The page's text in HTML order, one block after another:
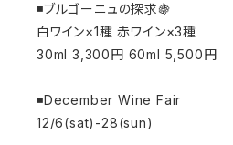
◾️ブルゴーニュの探求🍇
白ワイン×1種 赤ワイン×3種
30ml 3,300円 60ml 5,500円
◾️December Wine Fair
12/6(sat)-28(sun)